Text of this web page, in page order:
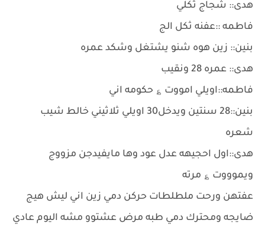
هدى:: شجاج ثكلي
فاطمه ::عفنه ثكل الج
بنين:: زين هوه شنو يشتغل وشكد عمره
هدى:: عمره 28 ونقيب
فاطمه::اويلي امووت ؏ حكومه اني
بنين::28 سنتين ويدخل30 اويلي ثلاثيني خالط شيب
شعره
هدى::اول احجيهه عدل عود وها مايفيدجن مزووج
ويموووت ؏ مرته
عفتهن ورحت ملطلطات حركن دمي زين اني ليش هيج
ضايجه ومحترك دمي طبه مرض عشتوو مشه اليوم عادي